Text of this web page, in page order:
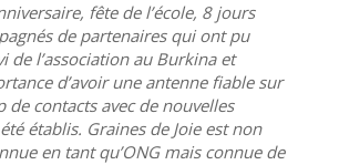
fête de l’école, 8 jours
de partenaires qui ont pu
de l’association au Burkina et
d’avoir une antenne fiable sur
de contacts avec de nouvelles
établis. Graines de Joie est non
en tant qu’ONG mais connue de